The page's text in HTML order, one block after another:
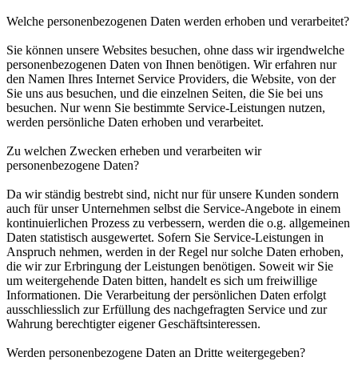
Welche personenbezogenen Daten werden erhoben und verarbeitet?
Sie können unsere Websites besuchen, ohne dass wir irgendwelche
personenbezogenen Daten von Ihnen benötigen. Wir erfahren nur
den Namen Ihres Internet Service Providers, die Website, von der
Sie uns aus besuchen, und die einzelnen Seiten, die Sie bei uns
besuchen. Nur wenn Sie bestimmte Service-Leistungen nutzen,
werden persönliche Daten erhoben und verarbeitet.
Zu welchen Zwecken erheben und verarbeiten wir
personenbezogene Daten?
Da wir ständig bestrebt sind, nicht nur für unsere Kunden sondern
auch für unser Unternehmen selbst die Service-Angebote in einem
kontinuierlichen Prozess zu verbessern, werden die o.g. allgemeinen
Daten statistisch ausgewertet. Sofern Sie Service-Leistungen in
Anspruch nehmen, werden in der Regel nur solche Daten erhoben,
die wir zur Erbringung der Leistungen benötigen. Soweit wir Sie
um weitergehende Daten bitten, handelt es sich um freiwillige
Informationen. Die Verarbeitung der persönlichen Daten erfolgt
ausschliesslich zur Erfüllung des nachgefragten Service und zur
Wahrung berechtigter eigener Geschäftsinteressen.
Werden personenbezogene Daten an Dritte weitergegeben?